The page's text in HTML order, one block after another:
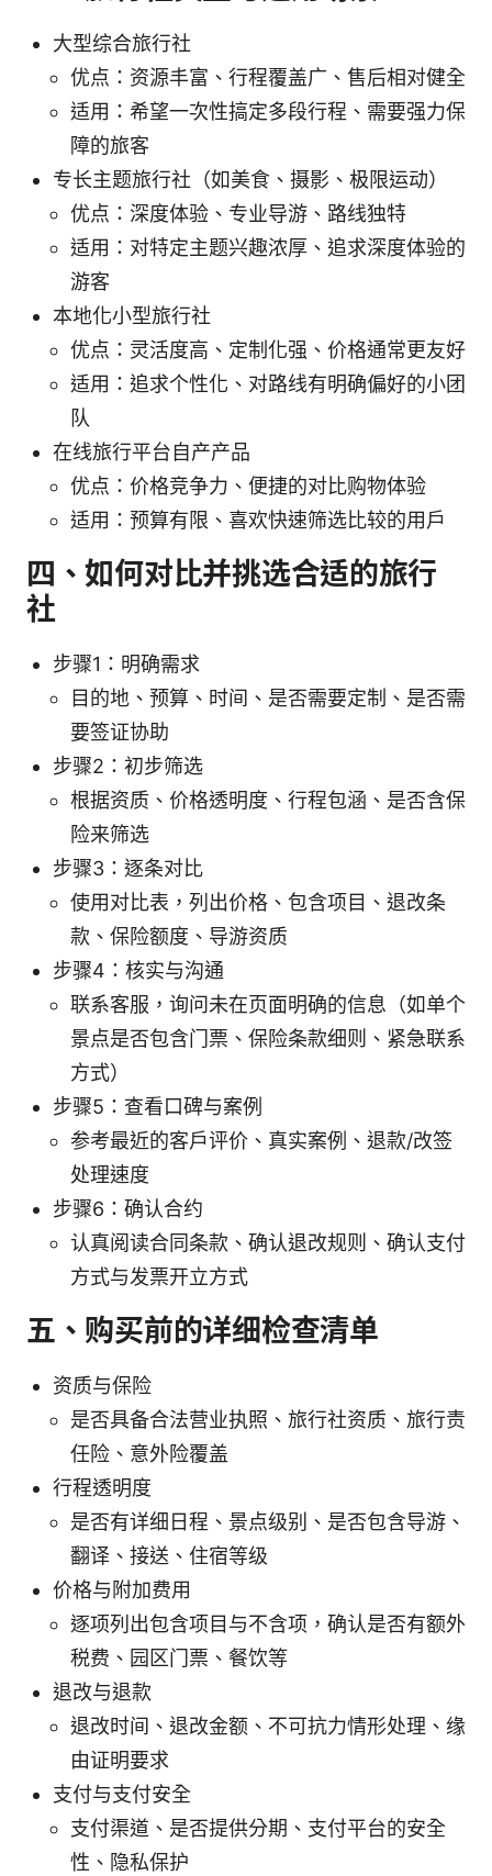
大型综合旅行社
优点：资源丰富、行程覆盖广、售后相对健全
适用：希望一次性搞定多段行程、需要强力保
障的旅客
专长主题旅行社（如美食、摄影、极限运动）
优点：深度体验、专业导游、路线独特
适用：对特定主题兴趣浓厚、追求深度体验的
游客
本地化小型旅行社
优点：灵活度高、定制化强、价格通常更友好
适用：追求个性化、对路线有明确偏好的小团
队
在线旅行平台自产产品
优点：价格竞争力、便捷的对比购物体验
适用：预算有限、喜欢快速筛选比较的用户
四、如何对比并挑选合适的旅行
社
步骤1：明确需求
目的地、预算、时间、是否需要定制、是否需
要签证协助
步骤2：初步筛选
根据资质、价格透明度、行程包涵、是否含保
险来筛选
步骤3：逐条对比
使用对比表，列出价格、包含项目、退改条
款、保险额度、导游资质
步骤4：核实与沟通
联系客服，询问未在页面明确的信息（如单个
景点是否包含门票、保险条款细则、紧急联系
方式）
步骤5：查看口碑与案例
参考最近的客户评价、真实案例、退款/改签
处理速度
步骤6：确认合约
认真阅读合同条款、确认退改规则、确认支付
方式与发票开立方式
五、购买前的详细检查清单
资质与保险
是否具备合法营业执照、旅行社资质、旅行责
任险、意外险覆盖
行程透明度
是否有详细日程、景点级别、是否包含导游、
翻译、接送、住宿等级
价格与附加费用
逐项列出包含项目与不含项，确认是否有额外
税费、园区门票、餐饮等
退改与退款
退改时间、退改金额、不可抗力情形处理、缘
由证明要求
支付与支付安全
支付渠道、是否提供分期、支付平台的安全
性、隐私保护